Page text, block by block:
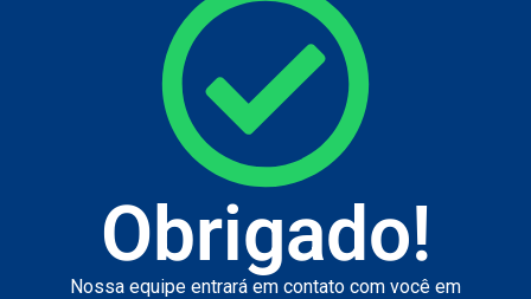
Obrigado!
Nossa equipe entrará em contato com você em